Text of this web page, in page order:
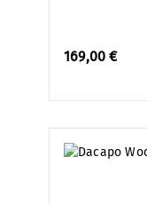
169,00 €